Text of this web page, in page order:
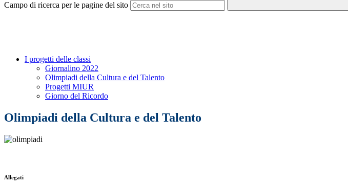
Campo di ricerca per le pagine del sito
I progetti delle classi
Giornalino 2022
Olimpiadi della Cultura e del Talento
Progetti MIUR
Giorno del Ricordo
Olimpiadi della Cultura e del Talento
Allegati